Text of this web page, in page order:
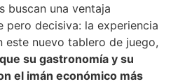
buscan una ventaja
pero decisiva: la experiencia
este nuevo tablero de juego,
su gastronomía y su
el imán económico más